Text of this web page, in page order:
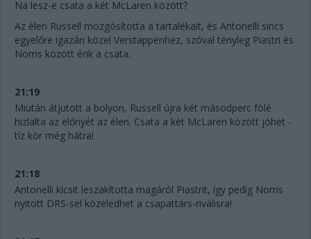
Na lesz-e csata a két McLaren között?
Az élen Russell mozgósította a tartalékait, és Antonelli sincs
egyelőre igazán közel Verstappenhez, szóval tényleg Piastri és
Norris között érik a csata.
21:19
Miután átjutott a bolyon, Russell újra két másodperc fölé
hizlalta az előnyét az élen. Csata a két McLaren között jöhet -
tíz kör még hátra!
21:18
Antonelli kicsit leszakította magáról Piastrit, így pedig Norris
nyitott DRS-sel közeledhet a csapattárs-riválisra!